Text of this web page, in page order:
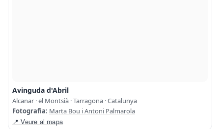
Avinguda d'Abril
Alcanar · el Montsià · Tarragona · Catalunya
Fotografia: Marta Bou i Antoni Palmarola
📍 Veure al mapa